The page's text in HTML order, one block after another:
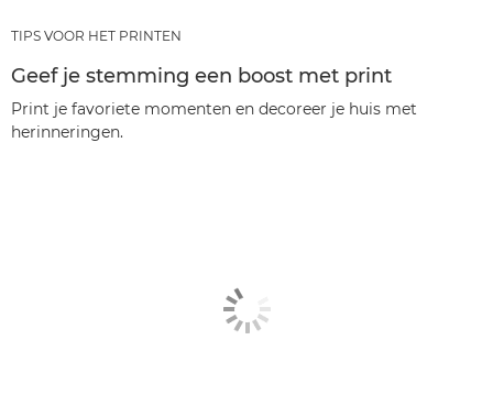
TIPS VOOR HET PRINTEN
Geef je stemming een boost met print
Print je favoriete momenten en decoreer je huis met
herinneringen.